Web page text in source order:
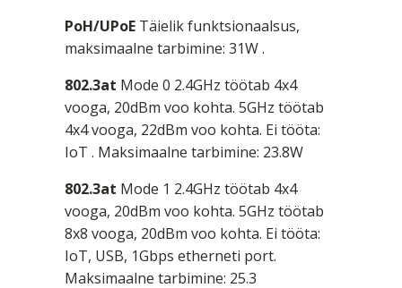
PoH/UPoE Täielik funktsionaalsus,
maksimaalne tarbimine: 31W .
802.3at Mode 0 2.4GHz töötab 4x4
vooga, 20dBm voo kohta. 5GHz töötab
4x4 vooga, 22dBm voo kohta. Ei tööta:
IoT . Maksimaalne tarbimine: 23.8W
802.3at Mode 1 2.4GHz töötab 4x4
vooga, 20dBm voo kohta. 5GHz töötab
8x8 vooga, 20dBm voo kohta. Ei tööta:
IoT, USB, 1Gbps etherneti port.
Maksimaalne tarbimine: 25.3